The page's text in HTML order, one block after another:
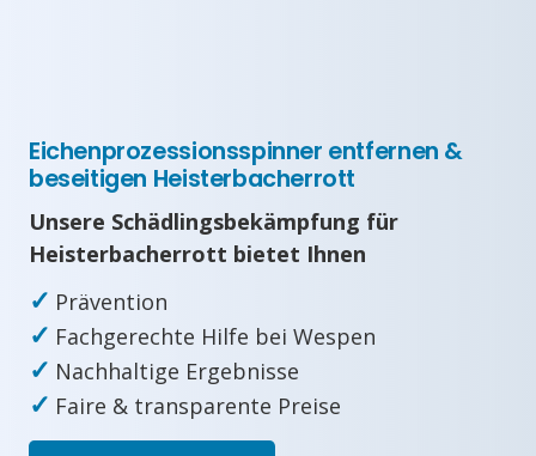
Eichenprozessionsspinner entfernen &
beseitigen Heisterbacherrott
Unsere Schädlingsbekämpfung für
Heisterbacherrott bietet Ihnen
✓ Prävention
✓ Fachgerechte Hilfe bei Wespen
✓ Nachhaltige Ergebnisse
✓ Faire & transparente Preise